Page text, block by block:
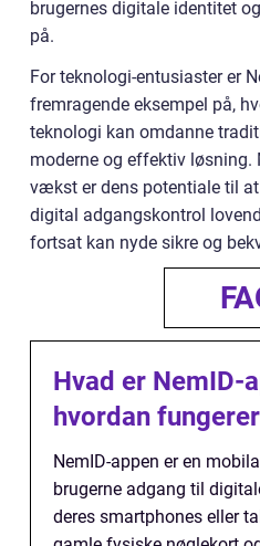
brugernes digitale identitet
på.
For teknologi-entusiaster er
fremragende eksempel på,
teknologi kan omdanne
moderne og effektiv løsning.
vækst er dens potentiale til
digital adgangskontrol
fortsat kan nyde sikre og
Hvad er NemID-
hvordan
NemID-appen er en
brugerne adgang til
deres smartphones eller